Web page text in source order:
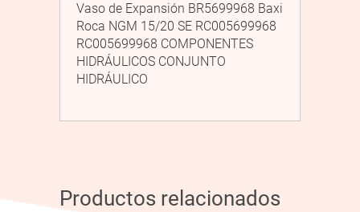
Vaso de Expansión BR5699968 Baxi
Roca NGM 15/20 SE RC005699968
RC005699968 COMPONENTES
HIDRÁULICOS CONJUNTO
HIDRÁULICO
Productos relacionados